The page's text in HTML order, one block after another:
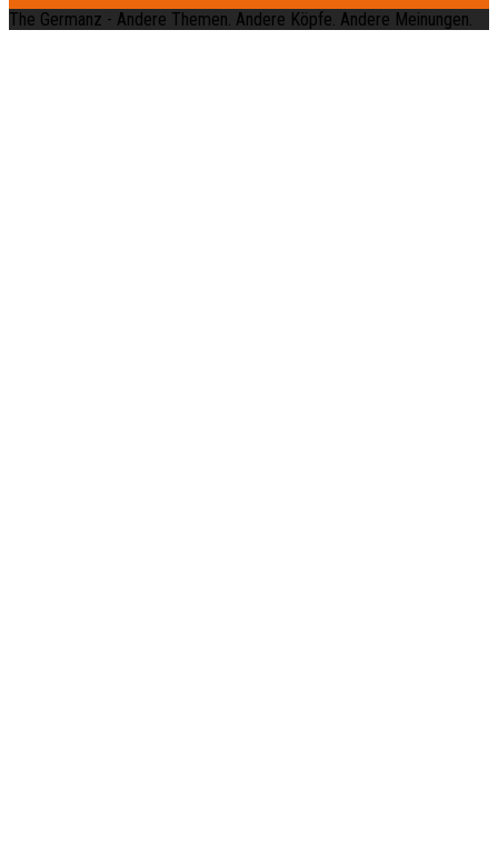
The Germanz - Andere Themen. Andere Köpfe. Andere Meinungen.